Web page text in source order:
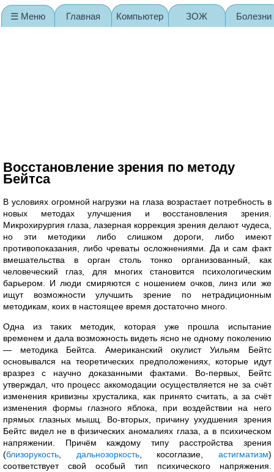
Восстановление зрения по методу
Бейтса
В условиях огромной нагрузки на глаза возрастает потребность в
новых методах улучшения и восстановления зрения.
Микрохирургия глаза, лазерная коррекция зрения делают чудеса,
но эти методики либо слишком дороги, либо имеют
противопоказания, либо чреваты осложнениями. Да и сам факт
вмешательства в орган столь тонко организованный, как
человеческий глаз, для многих становится психологическим
барьером. И люди смиряются с ношением очков, линз или же
ищут возможности улучшить зрение по нетрадиционным
методикам, коих в настоящее время достаточно много.
Одна из таких методик, которая уже прошла испытание
временем и дала возможность видеть ясно не одному поколению
— методика Бейтса. Американский окулист Уильям Бейтс
основывался на теоретических предположениях, которые идут
вразрез с научно доказанными фактами. Во-первых, Бейтс
утверждал, что процесс аккомодации осуществляется не за счёт
изменения кривизны хрусталика, как принято считать, а за счёт
изменения формы глазного яблока, при воздействии на него
прямых глазных мышц. Во-вторых, причину ухудшения зрения
Бейтс видел не в физических аномалиях глаза, а в психическом
напряжении. Причём каждому типу расстройства зрения
(близорукость дальнозоркость, косоглазие, астигматизм)
соответствует свой особый тип психического напряжения.
☰ Меню Главная Компьютер ЗОЖ Болезни